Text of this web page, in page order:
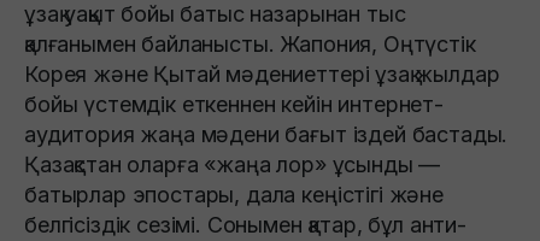
ұзақ уақыт бойы батыс назарынан тыс
қалғанымен байланысты. Жапония, Оңтүстік
Корея және Қытай мәдениеттері ұзақ жылдар
бойы үстемдік еткеннен кейін интернет-
аудитория жаңа мәдени бағыт іздей бастады.
Қазақстан оларға «жаңа лор» ұсынды —
батырлар эпостары, дала кеңістігі және
белгісіздік сезімі. Сонымен қатар, бұл анти-